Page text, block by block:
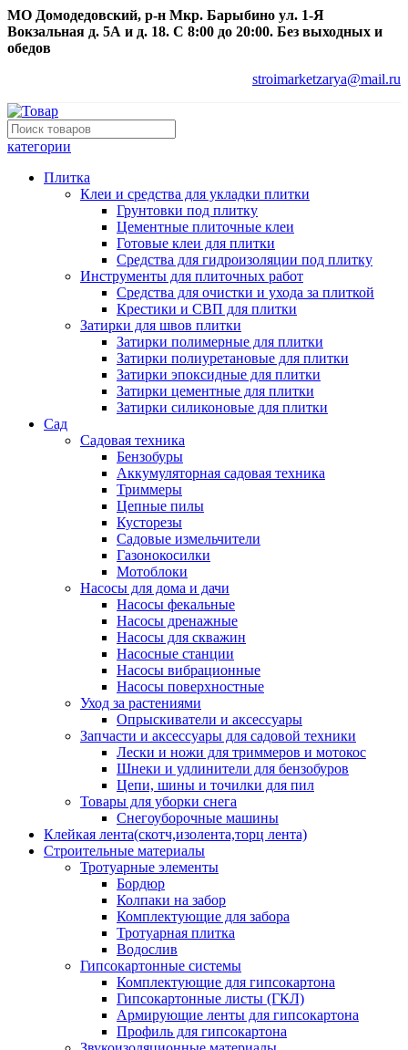
МО Домодедовский, р-н Мкр. Барыбино ул. 1-Я
Вокзальная д. 5А и д. 18. С 8:00 до 20:00. Без выходных и
обедов
stroimarketzarya@mail.ru
категории
Плитка
Клеи и средства для укладки плитки
Грунтовки под плитку
Цементные плиточные клеи
Готовые клеи для плитки
Средства для гидроизоляции под плитку
Инструменты для плиточных работ
Средства для очистки и ухода за плиткой
Крестики и СВП для плитки
Затирки для швов плитки
Затирки полимерные для плитки
Затирки полиуретановые для плитки
Затирки эпоксидные для плитки
Затирки цементные для плитки
Затирки силиконовые для плитки
Сад
Садовая техника
Бензобуры
Аккумуляторная садовая техника
Триммеры
Цепные пилы
Кусторезы
Садовые измельчители
Газонокосилки
Мотоблоки
Насосы для дома и дачи
Насосы фекальные
Насосы дренажные
Насосы для скважин
Насосные станции
Насосы вибрационные
Насосы поверхностные
Уход за растениями
Опрыскиватели и аксессуары
Запчасти и аксессуары для садовой техники
Лески и ножи для триммеров и мотокос
Шнеки и удлинители для бензобуров
Цепи, шины и точилки для пил
Товары для уборки снега
Снегоуборочные машины
Клейкая лента(скотч,изолента,торц лента)
Строительные материалы
Тротуарные элементы
Бордюр
Колпаки на забор
Комплектующие для забора
Тротуарная плитка
Водослив
Гипсокартонные системы
Комплектующие для гипсокартона
Гипсокартонные листы (ГКЛ)
Армирующие ленты для гипсокартона
Профиль для гипсокартона